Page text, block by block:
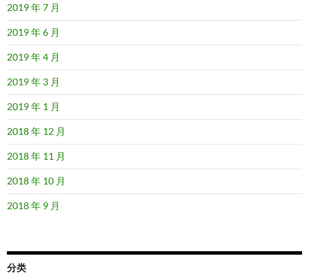
2019 年 7 月
2019 年 6 月
2019 年 4 月
2019 年 3 月
2019 年 1 月
2018 年 12 月
2018 年 11 月
2018 年 10 月
2018 年 9 月
分类